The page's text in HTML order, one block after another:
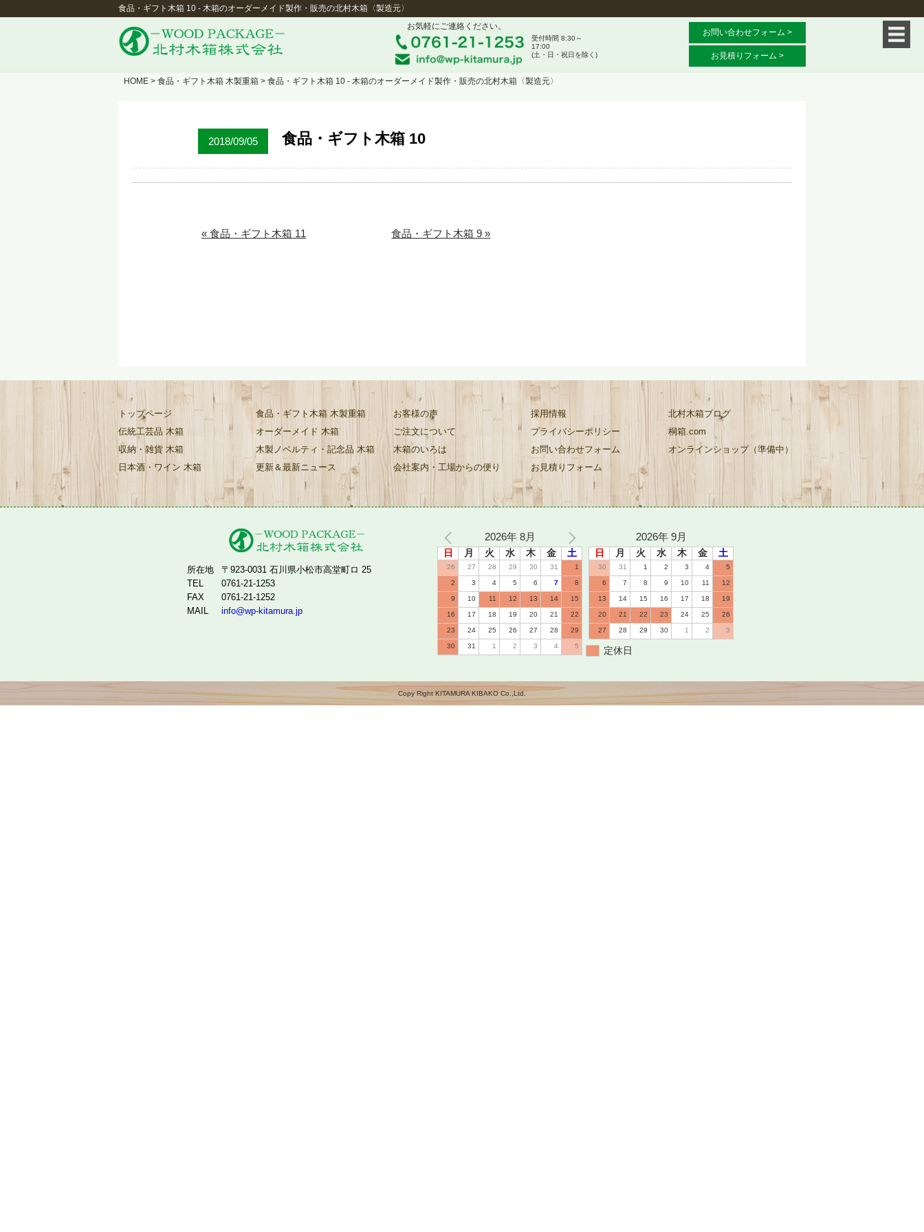
食品・ギフト木箱 10 - 木箱のオーダーメイド製作・販売の北村木箱〈製造元〉
お気軽にご連絡ください。
受付時間 8:30～
17:00
(土・日・祝日を除く)
お問い合わせフォーム >
お見積りフォーム >
HOME > 食品・ギフト木箱 木製重箱 > 食品・ギフト木箱 10 - 木箱のオーダーメイド製作・販売の北村木箱〈製造元〉
2018/09/05 食品・ギフト木箱 10
« 食品・ギフト木箱 11 食品・ギフト木箱 9 »
トップページ
伝統工芸品 木箱
収納・雑貨 木箱
日本酒・ワイン 木箱
食品・ギフト木箱 木製重箱
オーダーメイド 木箱
木製ノベルティ・記念品 木箱
更新＆最新ニュース
お客様の声
ご注文について
木箱のいろは
会社案内・工場からの便り
採用情報
プライバシーポリシー
お問い合わせフォーム
お見積りフォーム
北村木箱ブログ
桐箱.com
オンラインショップ（準備中）
所在地
〒923-0031 石川県小松市高堂町ロ 25
TEL
0761-21-1253
FAX
0761-21-1252
MAIL
info@wp-kitamura.jp
2026年 8月
日 月 火 水 木 金 土
26 27 28 29 30 31 1
2 3 4 5 6 7 8
9 10 11 12 13 14 15
16 17 18 19 20 21 22
23 24 25 26 27 28 29
30 31 1 2 3 4 5
2026年 9月
日 月 火 水 木 金 土
30 31 1 2 3 4 5
6 7 8 9 10 11 12
13 14 15 16 17 18 19
20 21 22 23 24 25 26
27 28 29 30 1 2 3
定休日
Copy Right KITAMURA KIBAKO Co.,Ltd.